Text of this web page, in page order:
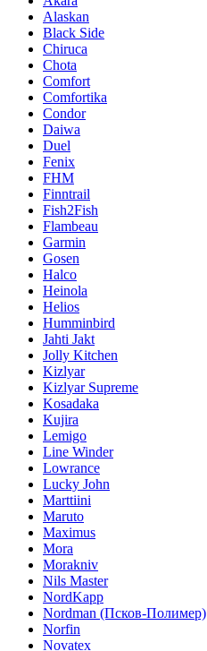
Alaskan
Black Side
Chiruca
Chota
Comfort
Comfortika
Condor
Daiwa
Duel
Fenix
FHM
Finntrail
Fish2Fish
Flambeau
Garmin
Gosen
Halco
Heinola
Helios
Humminbird
Jahti Jakt
Jolly Kitchen
Kizlyar
Kizlyar Supreme
Kosadaka
Kujira
Lemigo
Line Winder
Lowrance
Lucky John
Marttiini
Maruto
Maximus
Mora
Morakniv
Nils Master
NordKapp
Nordman (Псков-Полимер)
Norfin
Novatex